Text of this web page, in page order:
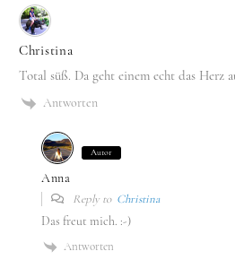
Christina
Total süß. Da geht einem echt das Herz
Antworten
Autor
Anna
Reply to Christina
Das freut mich. :-)
Antworten